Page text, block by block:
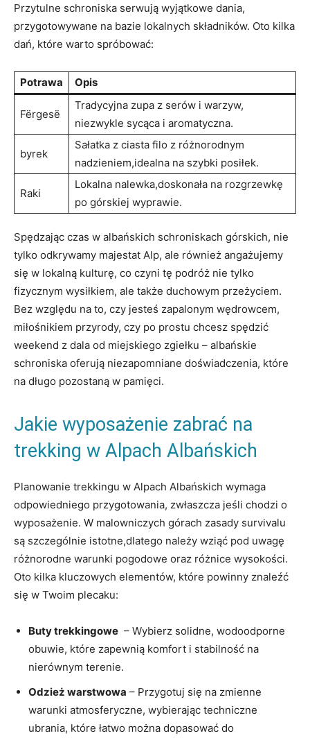
Przytulne schroniska ‌serwują‍ wyjątkowe dania,
⁣przygotowywane​ na bazie lokalnych składników. Oto kilka
dań, które warto spróbować:
Potrawa Opis
Fërgesë
Tradycyjna zupa z serów i warzyw,
niezwykle sycąca i aromatyczna.
byrek
Sałatka z ​ciasta filo z‌ różnorodnym
nadzieniem,idealna na ⁢szybki posiłek.
Raki
Lokalna nalewka,doskonała na ⁤rozgrzewkę
po górskiej ‌wyprawie.
Spędzając czas​ w ‍albańskich⁢ schroniskach ‍górskich, nie
tylko odkrywamy⁢ majestat Alp, ale ‌również angażujemy
się⁢ w lokalną‌ kulturę,⁣ co czyni⁣ tę podróż nie⁣ tylko
fizycznym wysiłkiem, ale także duchowym przeżyciem.
Bez względu ​na to,⁤ czy jesteś zapalonym wędrowcem,
‌miłośnikiem przyrody, czy po prostu chcesz spędzić‌
weekend z ⁢dala ​od miejskiego zgiełku – ​albańskie
schroniska ​oferują niezapomniane doświadczenia,‌ które
na długo pozostaną w pamięci.
Jakie wyposażenie zabrać⁤ na ​
trekking w ‌Alpach Albańskich
Planowanie trekkingu w Alpach Albańskich⁤ wymaga⁣
odpowiedniego przygotowania, zwłaszcza ​jeśli chodzi o
wyposażenie. W malowniczych ⁢górach zasady survivalu‌
są szczególnie istotne,dlatego należy⁢ wziąć pod uwagę
różnorodne warunki pogodowe oraz różnice wysokości.​
Oto kilka kluczowych‍ elementów, które ‌powinny znaleźć
się‍ w Twoim plecaku:
Buty trekkingowe ⁤ – Wybierz solidne, wodoodporne
⁢obuwie, które zapewnią komfort i⁢ stabilność⁤ na
nierównym terenie.
Odzież warstwowa – ‍Przygotuj się​ na ‌zmienne
warunki‌ atmosferyczne, wybierając techniczne
ubrania, które łatwo można ⁢dopasować ⁢do